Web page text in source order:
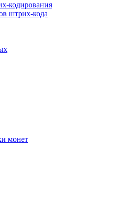
кодирования
штрих-кода
монет